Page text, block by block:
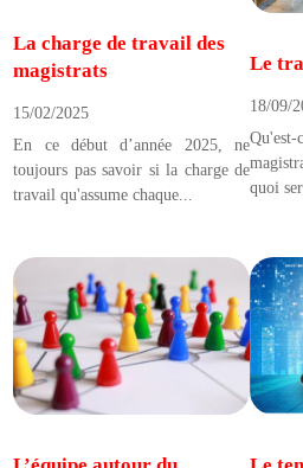
La charge de travail des
magistrats
15/02/2025
En ce début d’année 2025, ne
toujours pas savoir si la charge de
travail qu'assume chaque...
Le
18/09/
quoi